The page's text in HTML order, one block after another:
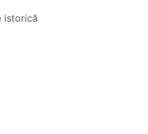
istorică